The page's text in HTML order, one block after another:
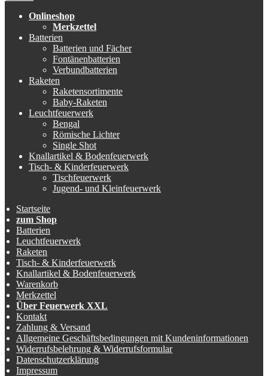
Onlineshop
Merkzettel
Batterien
Batterien und Fächer
Fontänenbatterien
Verbundbatterien
Raketen
Raketensortimente
Baby-Raketen
Leuchtfeuerwerk
Bengal
Römische Lichter
Single Shot
Knallartikel & Bodenfeuerwerk
Tisch- & Kinderfeuerwerk
Tischfeuerwerk
Jugend- und Kleinfeuerwerk
Startseite
zum Shop
Batterien
Leuchtfeuerwerk
Raketen
Tisch- & Kinderfeuerwerk
Knallartikel & Bodenfeuerwerk
Warenkorb
Merkzettel
Über Feuerwerk XXL
Kontakt
Zahlung & Versand
Allgemeine Geschäftsbedingungen mit Kundeninformationen
Widerrufsbelehrung & Widerrufsformular
Datenschutzerklärung
Impressum